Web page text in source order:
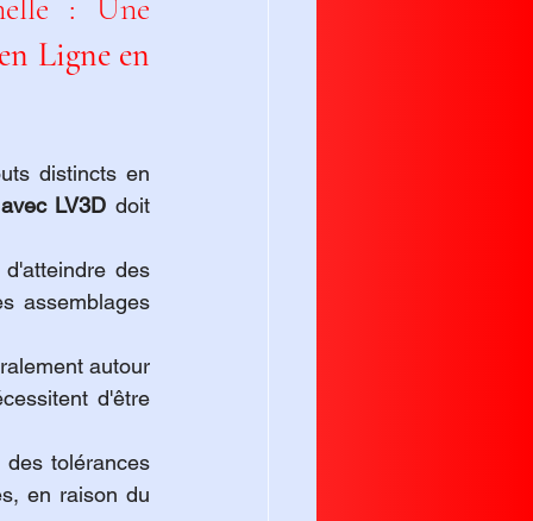
: Une
Ligne en
distincts en
LV3D doit
des
assemblages
autour
d'être
tolérances
en raison du